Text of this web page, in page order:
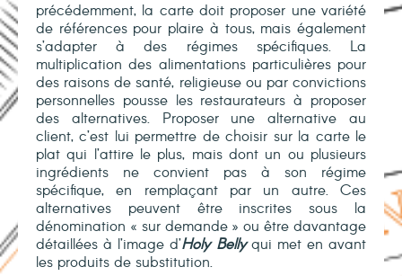
précédemment, la carte doit proposer une variété
de références pour plaire à tous, mais également
s’adapter à des régimes spécifiques. La
multiplication des alimentations particulières pour
des raisons de santé, religieuse ou par convictions
personnelles pousse les restaurateurs à proposer
des alternatives. Proposer une alternative au
client, c’est lui permettre de choisir sur la carte le
plat qui l’attire le plus, mais dont un ou plusieurs
ingrédients ne convient pas à son régime
spécifique, en remplaçant par un autre. Ces
alternatives peuvent être inscrites sous la
dénomination « sur demande » ou être davantage
détaillées à l’image d’Holy Bellyqui met en avant
les produits de substitution.